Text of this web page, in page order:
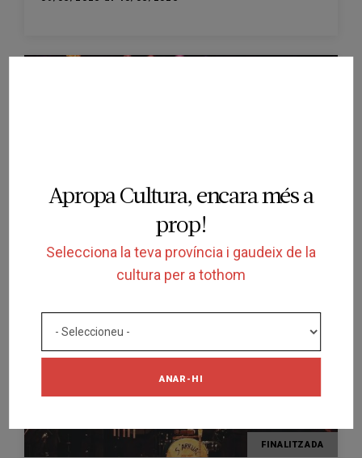
Apropa Cultura, encara més a
prop!
Selecciona la teva província i gaudeix de la
cultura per a tothom
ANAR-HI
ESPECTACLE
MIRANDA JAZZ COMBO
TEATRE DEL MAR
FINALITZADA